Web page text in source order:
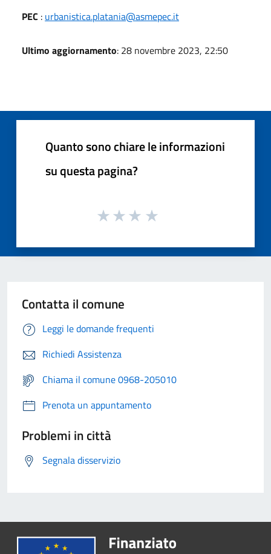
PEC : urbanistica.platania@asmepec.it
Ultimo aggiornamento: 28 novembre 2023, 22:50
Quanto sono chiare le informazioni
su questa pagina?
Contatta il comune
Leggi le domande frequenti
Richiedi Assistenza
Chiama il comune 0968-205010
Prenota un appuntamento
Problemi in città
Segnala disservizio